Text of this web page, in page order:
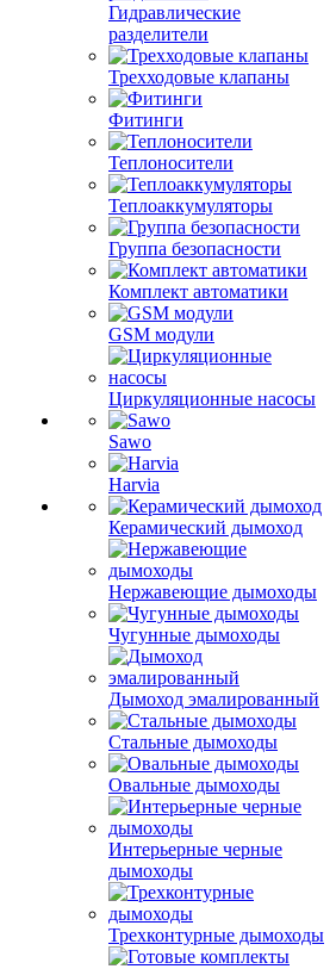
Гидравлические
разделители
Трехходовые клапаны
Фитинги
Теплоносители
Теплоаккумуляторы
Группа безопасности
Комплект автоматики
GSM модули
Циркуляционные насосы
Sawo
Harvia
Керамический дымоход
Нержавеющие дымоходы
Чугунные дымоходы
Дымоход эмалированный
Стальные дымоходы
Овальные дымоходы
Интерьерные черные
дымоходы
Трехконтурные дымоходы